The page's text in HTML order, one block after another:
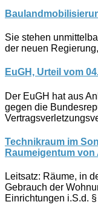
Sie stehen
der neuen
EuGH, Urteil vom
Der EuGH hat aus
gegen die
Technikraum im
Raumeigentum
Leitsatz: Räume, in
Gebrauch der
Einrichtungen i.S.d.